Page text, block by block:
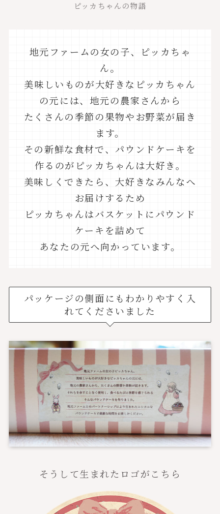
ピッカちゃんの物語
地元ファームの女の子、ピッカちゃ
ん。
美味しいものが大好きなピッカちゃん
の元には、地元の農家さんから
たくさんの季節の果物やお野菜が届き
ます。
その新鮮な食材で、パウンドケーキを
作るのがピッカちゃんは大好き。
美味しくできたら、大好きなみんなへ
お届けするため
ピッカちゃんはバスケットにパウンド
ケーキを詰めて
あなたの元へ向かっています。
パッケージの側面にもわかりやすく入
れてくださいました
そうして生まれたロゴがこちら